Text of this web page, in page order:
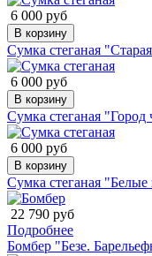
6 000 руб
В корзину
Сумка стеганая
6 000 руб
В корзину
Сумка стеганая "Город
6 000 руб
В корзину
Сумка стеганая
22 790 руб
Подробнее
Бомбер "Безе.